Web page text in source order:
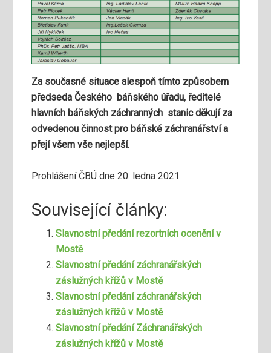
Za současné situace alespoň tímto způsobem
předseda Českého báňského úřadu, ředitelé
hlavních báňských záchranných stanic děkují za
odvedenou činnost pro báňské záchranářství a
přejí všem vše nejlepší.
Prohlášení ČBÚ dne 20. ledna 2021
Související články:
Slavnostní předání rezortních ocenění v
Mostě
Slavnostní předání záchranářských
záslužných křížů v Mostě
Slavnostní předání záchranářských
záslužných křížů v Mostě
Slavnostní předání Záchranářských
záslužných křížů v Mostě